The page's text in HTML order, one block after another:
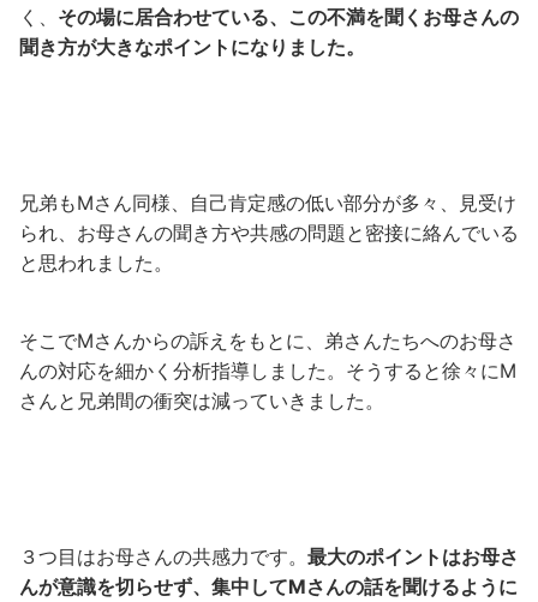
く、 その場に居合わせている、この不満を聞くお母さんの
聞き方が大きなポイントになりました。
兄弟もMさん同様、自己肯定感の低い部分が多々、見受け
られ、お母さんの聞き方や共感の問題と密接に絡んでいる
と思われました。
そこでMさんからの訴えをもとに、弟さんたちへのお母さ
んの対応を細かく分析指導しました。そうすると徐々にM
さんと兄弟間の衝突は減っていきました。
３つ目はお母さんの共感力です。 最大のポイントはお母さ
んが意識を切らせず、集中してMさんの話を聞けるように